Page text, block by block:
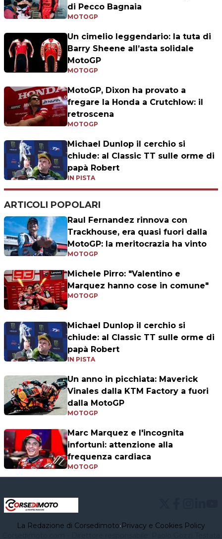
di Pecco Bagnaia
MOTOGP
Un cimelio leggendario: la tuta di
Barry Sheene all’asta solidale
MotoGP
MOTOGP
MotoGP, Dixon ha provato a
fregare la Honda a Crutchlow: il
retroscena
MOTOGP
Michael Dunlop il cerchio si
chiude: al Classic TT sulle orme di
papà Robert
IN PISTA
ARTICOLI POPOLARI
Raul Fernandez rinnova con
Trackhouse, era quasi fuori dalla
MotoGP: la meritocrazia ha vinto
MOTOGP
Michele Pirro: "Valentino e
Marquez hanno cose in comune"
MOTOGP
Michael Dunlop il cerchio si
chiude: al Classic TT sulle orme di
papà Robert
IN PISTA
Un anno in picchiata: Maverick
Vinales dalla KTM Factory a fuori
dalla MotoGP
MOTOGP
Marc Marquez e l'incognita
infortuni: attenzione alla
frequenza cardiaca
MOTOGP
La Redazione di Corsedimoto•Privacy e Cookies Policy